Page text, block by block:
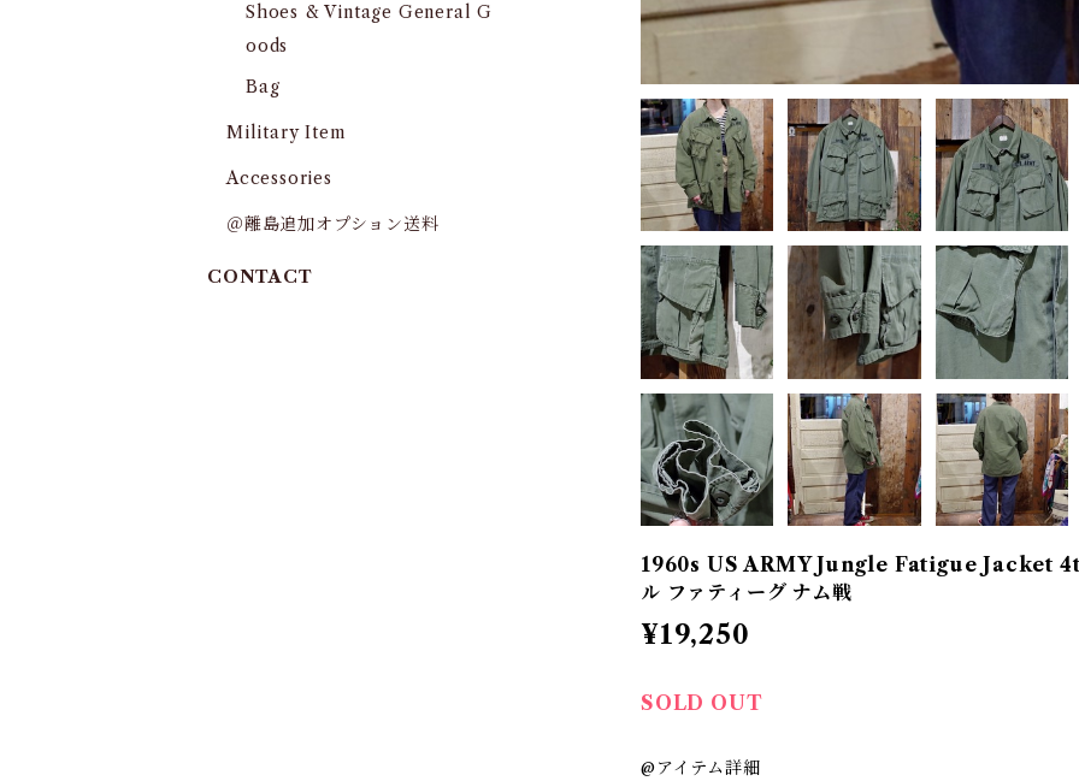
1960s US ARMY Jungle Fatigue Jacket
ル ファティーグ ナム戦
¥19,250
SOLD OUT
@アイテム詳細
Shoes & Vintage General G
oods
Bag
Military Item
Accessories
＠離島追加オプション送料
CONTACT